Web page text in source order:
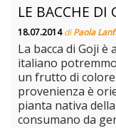
LE BACCHE DI
18.07.2014diPaola
La bacca di Goji
italiano
un frutto di
provenienza è
pianta nativa
consumano da